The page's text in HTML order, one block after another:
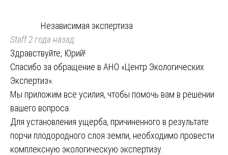
Независимая экспертиза
Staff2 года назад
Здравствуйте, Юрий!
Спасибо за обращение в АНО «Центр Экологических
Экспертиз».
Мы приложим все усилия, чтобы помочь вам в решении
вашего вопроса.
Для установления ущерба, причиненного в результате
порчи плодородного слоя земли, необходимо провести
комплексную экологическую экспертизу.